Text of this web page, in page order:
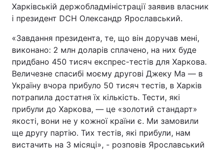
Харківській держобладміністрації заявив власник
і президент DCH Олександр Ярославський.
«Завдання президента, те, що він доручав мені,
виконано: 2 млн доларів сплачено, на них буде
придбано 450 тисяч експрес-тестів для Харкова.
Величезне спасибі моєму другові Джеку Ма — в
Україну вчора прибуло 50 тисяч тестів, в Харків
потрапила достатня їх кількість. Тести, які
прибули до Харкова, — це «золотий стандарт»
якості, вони не у кожної країни є. Ми замовили
ще другу партію. Тих тестів, які прибули, нам
вистачить на 3 місяці», - розповів Ярославський